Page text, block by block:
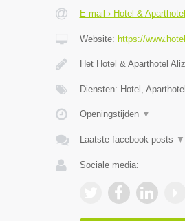
E-mail › Hotel &
Website: https://
Het Hotel & Aparthotel
Diensten: Hotel,
Openingstijden ▼
Laatste facebook posts ▼
Sociale media: